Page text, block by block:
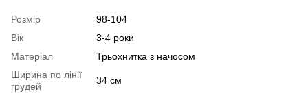
Розмір
98-104
Вік
3-4 роки
Матеріал
Трьохнитка з начосом
Ширина по лінії
грудей
34 см